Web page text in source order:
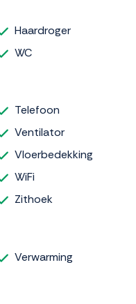
Haardroger
WC
Telefoon
Ventilator
Vloerbedekking
WiFi
Zithoek
Verwarming